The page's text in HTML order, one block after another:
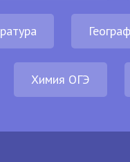
Химия ОГЭ